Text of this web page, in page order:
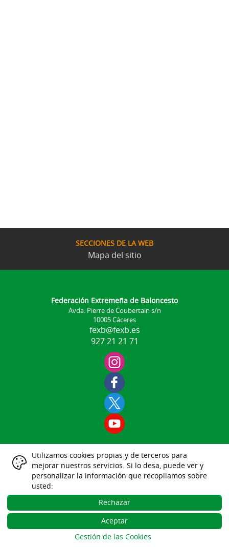
SECCIONES DE LA WEB
Mapa del sitio
Federación Extremeña de Baloncesto
Avda. Pierre de Coubertain s/n
10005 Cáceres
fexb@fexb.es
927 21 21 71
Aviso Legal
|
Datos Identificativos
||
Política de Cookies
|
Gestión de las Cookies
|
Desarrollo Web Gesdeportiva
Utilizamos cookies propias y de terceros para
mejorar nuestros servicios. Si lo desa, puede ver y
personalizar la información que recopilamos sobre
usted:
Rechazar
Aceptar
Gestión de las Cookies